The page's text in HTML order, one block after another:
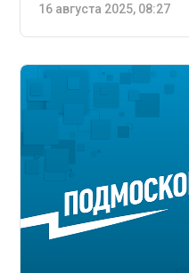
16 августа 2025, 08:27